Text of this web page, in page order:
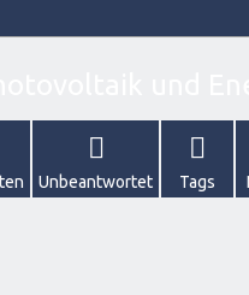
Unbeantwortet Tags